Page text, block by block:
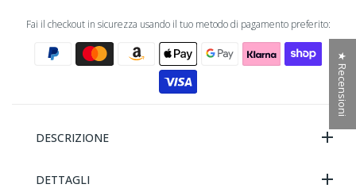
Fai il checkout in sicurezza usando il tuo metodo di pagamento preferito:
DESCRIZIONE
DETTAGLI
★ Recensioni